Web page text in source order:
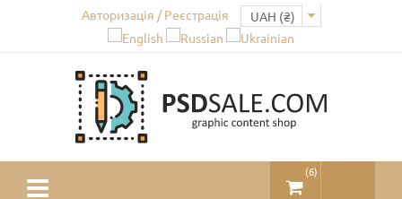
Авторизація / Реєстрація
(6)